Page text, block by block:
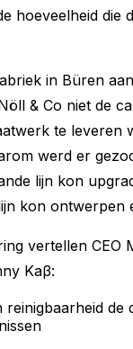
hoeveelheid die
in Büren
& Co niet de
te leveren
werd er
lijn kon
kon ontwerpen
vertellen CEO
Kaβ:
reinigbaarheid de